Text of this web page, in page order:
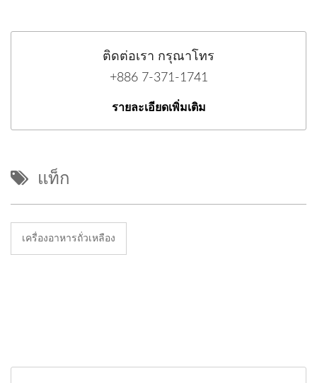
ติดต่อเรา กรุณาโทร
+886 7-371-1741
รายละเอียดเพิ่มเติม
แท็ก
เครื่องอาหารถั่วเหลือง